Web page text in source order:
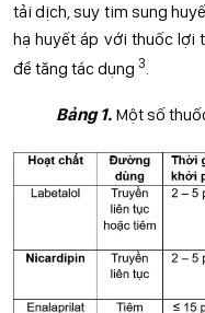
tải dịch, suy tim sung
hạ huyết áp với thuốc lợi
để tăng tác dụng 3.
Bảng 1. Một số